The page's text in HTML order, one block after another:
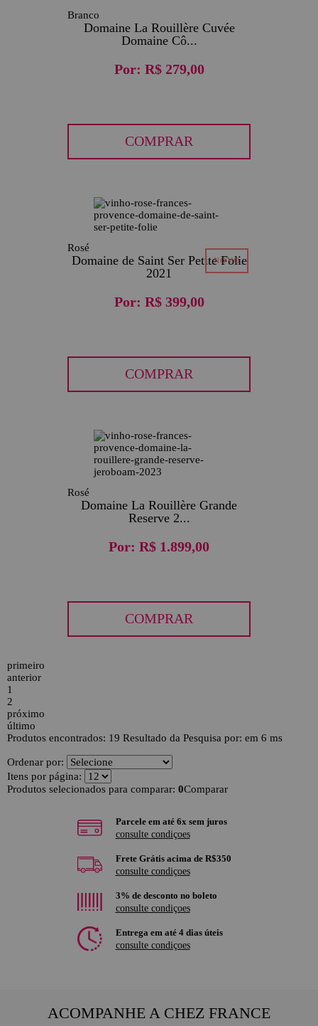
Branco
Domaine La Rouillère Cuvée
Domaine Cô...
Por: R$ 279,00
COMPRAR
Rosé
Domaine de Saint Ser Petite Folie
2021
Por: R$ 399,00
COMPRAR
Rosé
Domaine La Rouillère Grande
Reserve 2...
Por: R$ 1.899,00
COMPRAR
primeiro
anterior
1
2
próximo
último
Produtos encontrados: 19 Resultado da Pesquisa por: em 6 ms
Ordenar por:
Itens por página:
Produtos selecionados para comparar: 0Comparar
Parcele em até 6x sem juros
consulte condiçoes
Frete Grátis acima de R$350
consulte condiçoes
3% de desconto no boleto
consulte condiçoes
Entrega em até 4 dias úteis
consulte condiçoes
ACOMPANHE A CHEZ FRANCE